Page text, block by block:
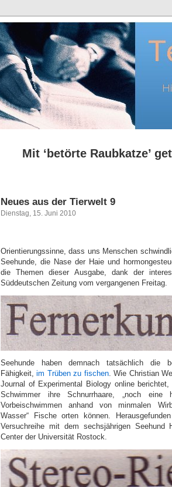
Mit ‘betörte Raubkatze’
Neues aus der Tierwelt 9
Dienstag, 15. Juni 2010
Orientierungssinne, dass uns Menschen
Seehunde, die Nase der Haie und
die Themen dieser Ausgabe, dank der
Süddeutschen Zeitung vom vergangenen Freitag.
Seehunde haben demnach tatsächlich die
Fähigkeit,im Trüben zu fischen. Wie Christian
Journal of Experimental Biology online berichtet,
Schwimmer ihre Schnurrhaare, „noch
Vorbeischwimmen anhand von minmalen
Wasser“ Fische orten können.
Versuchreihe mit dem sechsjährigen Seehund
Center der Universität Rostock.